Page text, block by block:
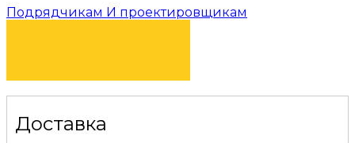
Подрядчикам И проектировщикам
Доставка